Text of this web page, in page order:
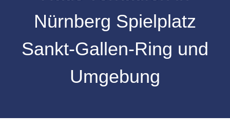
Nürnberg Spielplatz
Sankt-Gallen-Ring und
Umgebung